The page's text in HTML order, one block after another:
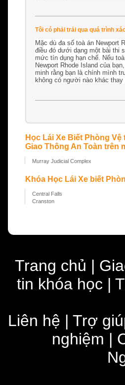
Tôi có phải trải qua quá trình
Mặc dù đa số toà án Newport
điều đó dưới dạng một bài thi
mức tín dụng hạn chế. Nếu
Newport Rhode Island của
minh rằng bạn là chính mình
không có người nào khác
Học Lái Xe Biết Phòng
Giao Thông An Toàn trên
Murray Judicial Complex
Khóa Học Lái Xe biết
Central Falls
Cranston
Trang chủ |
tin khóa học |
Liên hệ | Trợ
nghiệm |